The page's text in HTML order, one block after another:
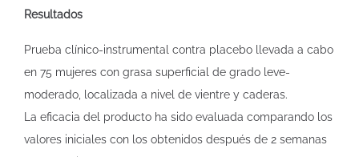
Resultados
Prueba clínico-instrumental contra placebo llevada a cabo
en 75 mujeres con grasa superficial de grado leve-
moderado, localizada a nivel de vientre y caderas.
La eficacia del producto ha sido evaluada comparando los
valores iniciales con los obtenidos después de 2 semanas